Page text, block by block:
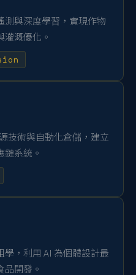
測與深度學習，實現作物
溉優化。
技術與自動化倉儲，建立
系統。
，利用 AI 為個體設計最
開發。